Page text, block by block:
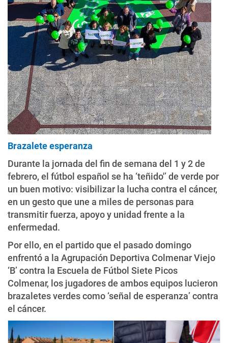
Brazalete esperanza
Durante la jornada del fin de semana del 1 y 2 de
febrero, el fútbol español se ha ‘teñido'’ de verde por
un buen motivo: visibilizar la lucha contra el cáncer,
en un gesto que une a miles de personas para
transmitir fuerza, apoyo y unidad frente a la
enfermedad.
Por ello, en el partido que el pasado domingo
enfrentó a la Agrupación Deportiva Colmenar Viejo
‘B’ contra la Escuela de Fútbol Siete Picos
Colmenar, los jugadores de ambos equipos lucieron
brazaletes verdes como ‘señal de esperanza’ contra
el cáncer.